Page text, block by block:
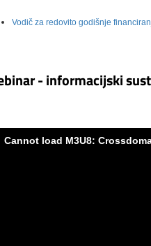
Vodič za redovito godišnje
- informacijski